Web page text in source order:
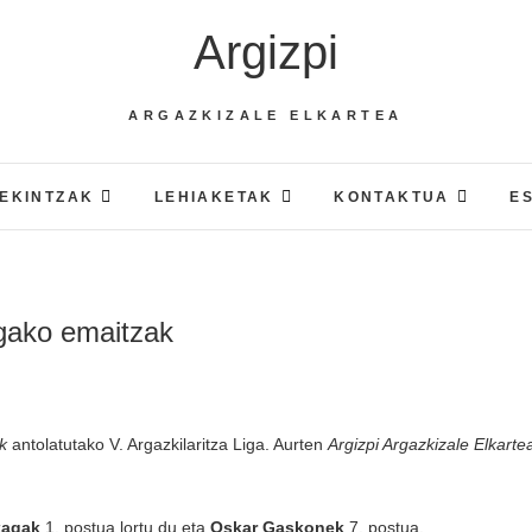
Argizpi
ARGAZKIZALE ELKARTEA
EKINTZAK LEHIAKETAK KONTAKTUA
emaitzak
antolatutako V. Argazkilaritza Liga. Aurten Argizpi Argazkizale
1. postua lortu du eta Oskar Gaskonek 7. postua.